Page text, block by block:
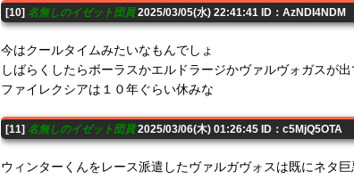
[10] 名無しのイゼット団員2025/03/05(水) 22:41:41 ID：AzNDI4NDM
今はクールタイムみたいなもんでしょ
しばらくしたらボーラスかエルドラージかヴァルヴォガスが出
ファイレクシアは１０年ぐらい休みな
[11] 名無しのイゼット団員2025/03/06(木) 01:26:45 ID：c5MjQ5OTA
ウィンターくんをレース派遣したヴァルガヴォスは既にネタ